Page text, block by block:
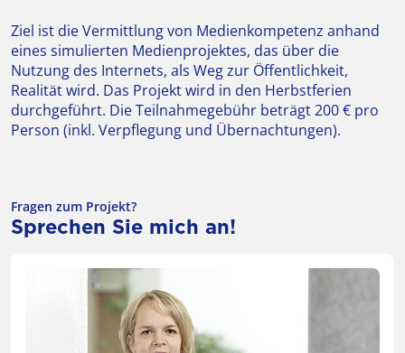
Ziel ist die Vermittlung von Medienkompetenz anhand
eines simulierten Medienprojektes, das über die
Nutzung des Internets, als Weg zur Öffentlichkeit,
Realität wird. Das Projekt wird in den Herbstferien
durchgeführt. Die Teilnahmegebühr beträgt 200 € pro
Person (inkl. Verpflegung und Übernachtungen).
Fragen zum Projekt?
Sprechen Sie mich an!